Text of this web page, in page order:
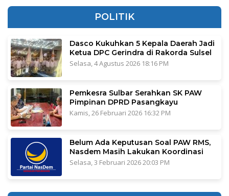
POLITIK
Dasco Kukuhkan 5 Kepala Daerah Jadi
Ketua DPC Gerindra di Rakorda Sulsel
Selasa, 4 Agustus 2026 18:16 PM
Pemkesra Sulbar Serahkan SK PAW
Pimpinan DPRD Pasangkayu
Kamis, 26 Februari 2026 16:32 PM
Belum Ada Keputusan Soal PAW RMS,
Nasdem Masih Lakukan Koordinasi
Selasa, 3 Februari 2026 20:03 PM